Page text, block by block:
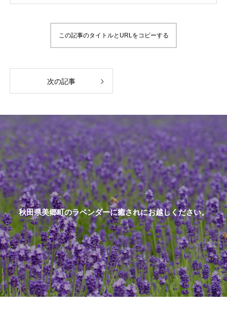
この記事のタイトルとURLをコピーする
次の記事
秋田県美郷町のラベンダーに癒されにお越しください。